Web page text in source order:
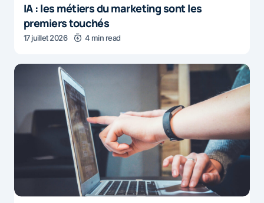
IA : les métiers du marketing sont les
premiers touchés
17 juillet 2026 4 min read